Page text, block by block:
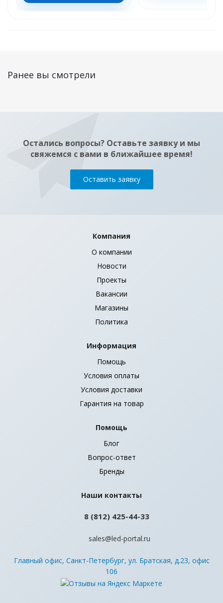
Ранее вы смотрели
Остались вопросы? Оставьте заявку и мы
свяжемся с вами в ближайшее время!
Оставить заявку
Компания
О компании
Новости
Проекты
Вакансии
Магазины
Политика
Информация
Помощь
Условия оплаты
Условия доставки
Гарантия на товар
Помощь
Блог
Вопрос-ответ
Бренды
Наши контакты
8 (812) 425-44-33
sales@led-portal.ru
Главный офис, Санкт-Петербург, ул. Братская, д.23, офис
106